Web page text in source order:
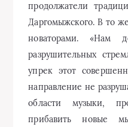
продолжатели
Даргомыжского. В то
новаторами. «Нам
разрушительных
упрек этот
направление не
области музыки,
прибавить новые